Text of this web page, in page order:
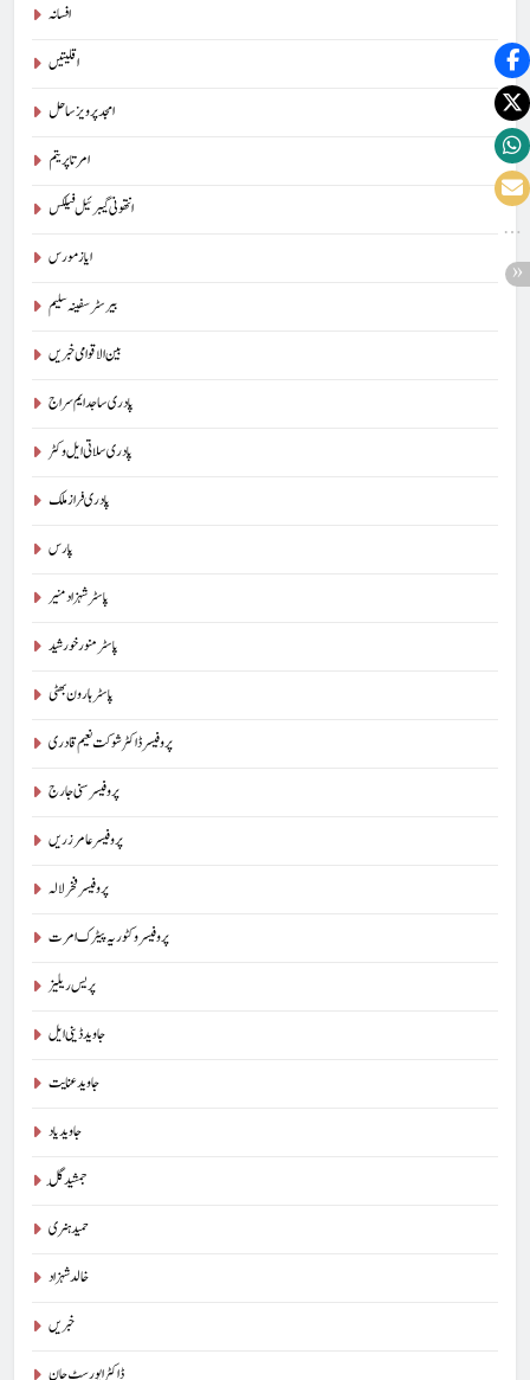
افسانہ
اقلیتیں
امجد پرویز ساحل
امرتا پریتم
انتھونی گیبرئیل فیلکس
ایاز مورس
بیرسٹرسفینہ سلیم
بین الاقوامی خبریں
پادری ساجد ایم سراج
پادری سلاتی ایل وکٹر
پادری فراز ملک
پارس
پاسٹر شہزاد منیر
پاسٹر منور خورشید
پاسٹر ہارون بھٹی
پروفیسر ڈاکٹر شوکت نعیم قادری
پروفیسر سنی جارج
پروفیسر عامر زریں
پروفیسر فخر لالہ
پروفیسر وکٹوریہ پیٹرک امرت
پریس ریلیز
جاوید ڈینی ایل
جاوید عنایت
جاوید یاد
جمشید گِل
حمید ہنری
خالد شہزاد
خبریں
ڈاکٹر ایورسٹ جان